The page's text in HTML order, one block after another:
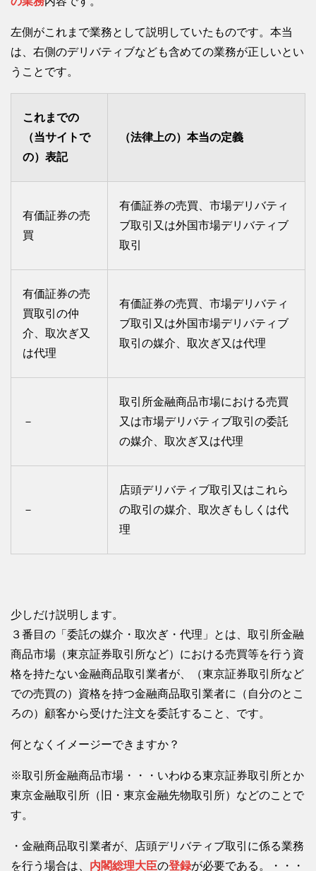
左側がこれまで業務として説明していたものです。本当
は、右側のデリバティブなども含めての業務が正しいとい
うことです。
これまでの
（当サイトで
の）表記
（法律上の）本当の定義
有価証券の売
買
有価証券の売買、市場デリバティ
ブ取引又は外国市場デリバティブ
取引
有価証券の売
買取引の仲
介、取次ぎ又
は代理
有価証券の売買、市場デリバティ
ブ取引又は外国市場デリバティブ
取引の媒介、取次ぎ又は代理
－
取引所金融商品市場における売買
又は市場デリバティブ取引の委託
の媒介、取次ぎ又は代理
－
店頭デリバティブ取引又はこれら
の取引の媒介、取次ぎもしくは代
理
少しだけ説明します。
３番目の「委託の媒介・取次ぎ・代理」とは、取引所金融
商品市場（東京証券取引所など）における売買等を行う資
格を持たない金融商品取引業者が、（東京証券取引所など
での売買の）資格を持つ金融商品取引業者に（自分のとこ
ろの）顧客から受けた注文を委託すること、です。
何となくイメージーできますか？
※取引所金融商品市場・・・いわゆる東京証券取引所とか
東京金融取引所（旧・東京金融先物取引所）などのことで
す。
・金融商品取引業者が、店頭デリバティブ取引に係る業務
を行う場合は、 内閣総理大臣の登録が必要である。・・・